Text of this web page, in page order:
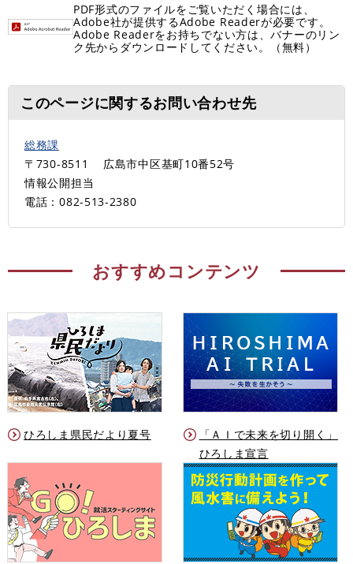
PDF形式のファイルをご覧いただく場合には、
Adobe社が提供するAdobe Readerが必要です。
Adobe Readerをお持ちでない方は、バナーのリン
ク先からダウンロードしてください。（無料）
このページに関するお問い合わせ先
総務課
〒730-8511
広島市中区基町10番52号
情報公開担当
電話：082-513-2380
おすすめコンテンツ
ひろしま県民だより夏号
「ＡＩで未来を切り開く」
ひろしま宣言